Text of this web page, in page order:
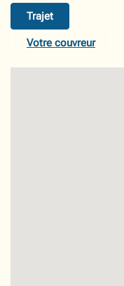
Trajet
Votre couvreur